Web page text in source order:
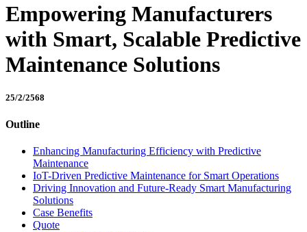
Empowering Manufacturers
with Smart, Scalable Predictive
Maintenance Solutions
25/2/2568
Outline
Enhancing Manufacturing Efficiency with Predictive
Maintenance
IoT-Driven Predictive Maintenance for Smart Operations
Driving Innovation and Future-Ready Smart Manufacturing
Solutions
Case Benefits
Quote